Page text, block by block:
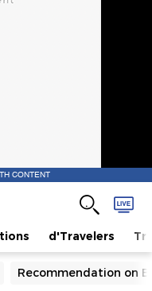
CONTENT
d'Travelers
Recommendation on